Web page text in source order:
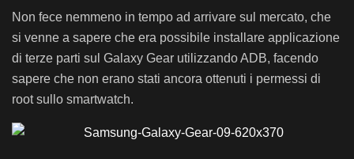
Non fece nemmeno in tempo ad arrivare sul mercato, che
si venne a sapere che era possibile installare applicazione
di terze parti sul Galaxy Gear utilizzando ADB, facendo
sapere che non erano stati ancora ottenuti i permessi di
root sullo smartwatch.